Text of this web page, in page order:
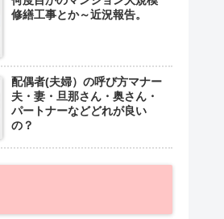
修繕工事とか～近況報告。
配偶者(夫婦）の呼び方マナー
夫・妻・旦那さん・奥さん・
パートナーなどどれが良い
の？